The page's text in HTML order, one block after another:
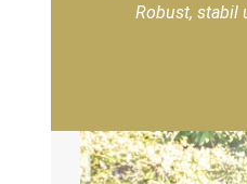
Robust, stabil